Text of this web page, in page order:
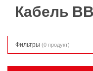
Кабель
Фильтры (0 продукт)